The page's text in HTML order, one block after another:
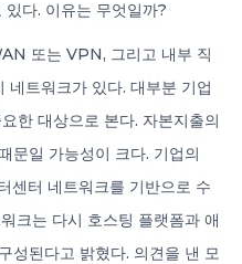
다. 이유는 무엇일까?
또는 VPN, 그리고 내부 직
트워크가 있다. 대부분 기업
한 대상으로 본다. 자본지출의
문일 가능성이 크다. 기업의
센터 네트워크를 기반으로 수
크는 다시 호스팅 플랫폼과 애
성된다고 밝혔다. 의견을 낸 모